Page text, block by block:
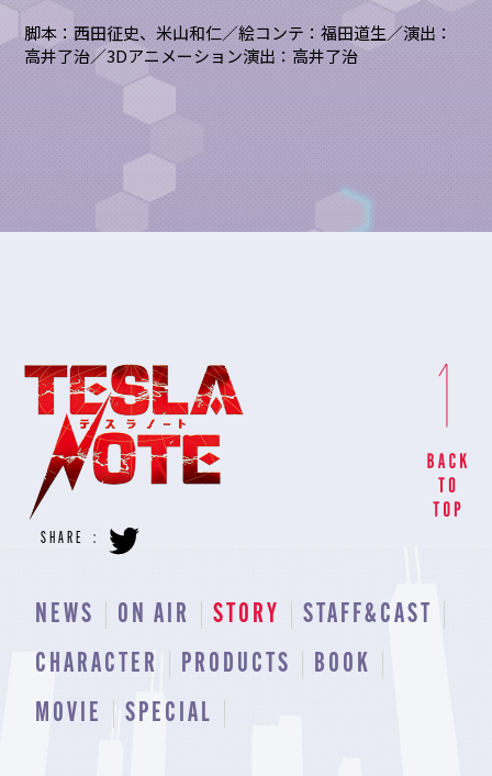
脚本：西田征史、米山和仁／絵コンテ：福田道生／演出：
高井了治／3Dアニメーション演出：高井了治
SHARE
NEWS ON AIR STORY
STAFF&CAST
CHARACTER
PRODUCTS
BOOK
MOVIE
SPECIAL